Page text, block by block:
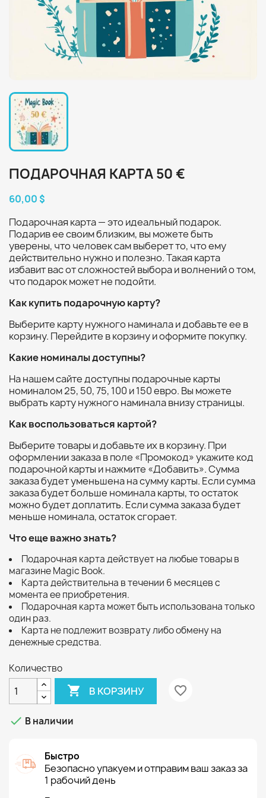
ПОДАРОЧНАЯ КАРТА 50 €
60,00 $
Подарочная карта — это идеальный подарок.
Подарив ее своим близким, вы можете быть
уверены, что человек сам выберет то, что ему
действительно нужно и полезно. Такая карта
избавит вас от сложностей выбора и волнений о том,
что подарок может не подойти.
Как купить подарочную карту?
Выберите карту нужного наминала и добавьте ее в
корзину. Перейдите в корзину и оформите покупку.
Какие номиналы доступны?
На нашем сайте доступны подарочные карты
номиналом 25, 50, 75, 100 и 150 евро. Вы можете
выбрать карту нужного наминала внизу страницы.
Как воспользоваться картой?
Выберите товары и добавьте их в корзину. При
оформлении заказа в поле «Промокод» укажите код
подарочной карты и нажмите «Добавить». Сумма
заказа будет уменьшена на сумму карты. Если сумма
заказа будет больше номинала карты, то остаток
можно будет доплатить. Если сумма заказа будет
меньше номинала, остаток сгорает.
Что еще важно знать?
Подарочная карта действует на любые товары в
магазине Magic Book.
Карта действительна в течении 6 месяцев с
момента ее приобретения.
Подарочная карта может быть использована только
один раз.
Карта не подлежит возврату либо обмену на
денежные средства.
Количество
 В КОРЗИНУ favorite_border
 В наличии
Быстро
Безопасно упакуем и отправим ваш заказ за
1 рабочий день